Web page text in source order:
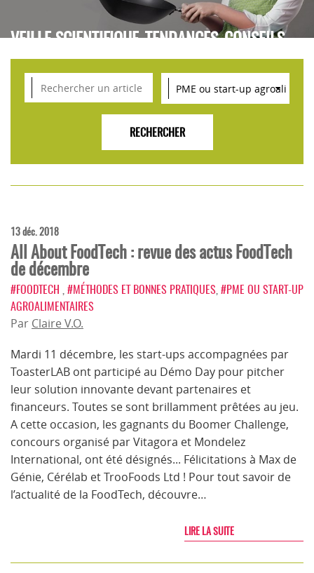
VEILLE SCIENTIFIQUE, TENDANCES, CONSEILS
POUR L'INNOVATION AGROALIMENTAIRE
13 déc. 2018
All About FoodTech : revue des actus FoodTech
de décembre
#FOODTECH #MÉTHODES ET BONNES PRATIQUES #PME OU START-UP
AGROALIMENTAIRES
Par Claire V.O.
Mardi 11 décembre, les start-ups accompagnées par
ToasterLAB ont participé au Démo Day pour pitcher
leur solution innovante devant partenaires et
financeurs. Toutes se sont brillamment prêtées au jeu.
A cette occasion, les gagnants du Boomer Challenge,
concours organisé par Vitagora et Mondelez
International, ont été désignés... Félicitations à Max de
Génie, Cérélab et TrooFoods Ltd ! Pour tout savoir de
l’actualité de la FoodTech, découvre…
LIRE LA SUITE